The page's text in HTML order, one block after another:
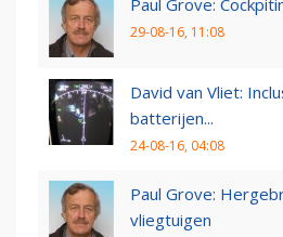
Paul Grove:
29-08-16, 11:08
David van Vliet:
batterijen...
24-08-16, 04:08
Paul Grove:
vliegtuigen